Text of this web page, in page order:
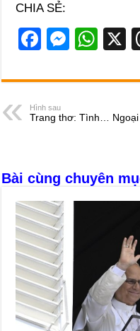
CHIA SẺ:
F
c
e
b
o
k
M
ss
n
er
W
at
A
p
Hình sau
Trang thơ: Tình… Ngoại
Bài cùng chuyên